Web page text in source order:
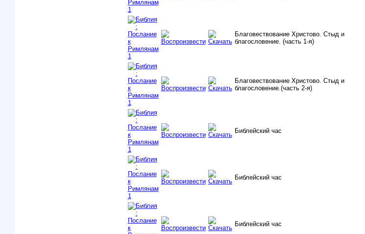
Благовествование Христово. Стыд и
благословение. (часть 1-я)
Благовествование Христово. Стыд и
благословение.(часть 2-я)
Библейский час
Библейский час
Библейский час